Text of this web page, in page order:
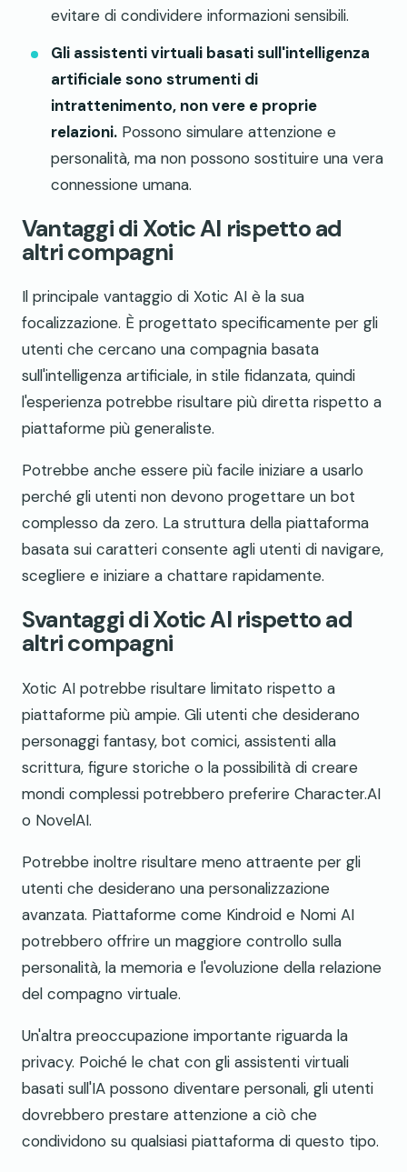
evitare di condividere informazioni sensibili.
Gli assistenti virtuali basati sull'intelligenza
artificiale sono strumenti di
intrattenimento, non vere e proprie
relazioni. Possono simulare attenzione e
personalità, ma non possono sostituire una vera
connessione umana.
Vantaggi di Xotic AI rispetto ad
altri compagni
Il principale vantaggio di Xotic AI è la sua
focalizzazione. È progettato specificamente per gli
utenti che cercano una compagnia basata
sull'intelligenza artificiale, in stile fidanzata, quindi
l'esperienza potrebbe risultare più diretta rispetto a
piattaforme più generaliste.
Potrebbe anche essere più facile iniziare a usarlo
perché gli utenti non devono progettare un bot
complesso da zero. La struttura della piattaforma
basata sui caratteri consente agli utenti di navigare,
scegliere e iniziare a chattare rapidamente.
Svantaggi di Xotic AI rispetto ad
altri compagni
Xotic AI potrebbe risultare limitato rispetto a
piattaforme più ampie. Gli utenti che desiderano
personaggi fantasy, bot comici, assistenti alla
scrittura, figure storiche o la possibilità di creare
mondi complessi potrebbero preferire Character.AI
o NovelAI.
Potrebbe inoltre risultare meno attraente per gli
utenti che desiderano una personalizzazione
avanzata. Piattaforme come Kindroid e Nomi AI
potrebbero offrire un maggiore controllo sulla
personalità, la memoria e l'evoluzione della relazione
del compagno virtuale.
Un'altra preoccupazione importante riguarda la
privacy. Poiché le chat con gli assistenti virtuali
basati sull'IA possono diventare personali, gli utenti
dovrebbero prestare attenzione a ciò che
condividono su qualsiasi piattaforma di questo tipo.